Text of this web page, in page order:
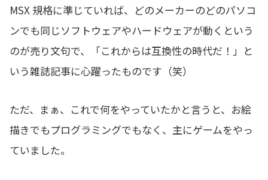
MSX 規格に準じていれば、どのメーカーのどのパソコ
ンでも同じソフトウェアやハードウェアが動くという
のが売り文句で、「これからは互換性の時代だ！」と
いう雑誌記事に心躍ったものです（笑）
ただ、まぁ、これで何をやっていたかと言うと、お絵
描きでもプログラミングでもなく、主にゲームをやっ
ていました。